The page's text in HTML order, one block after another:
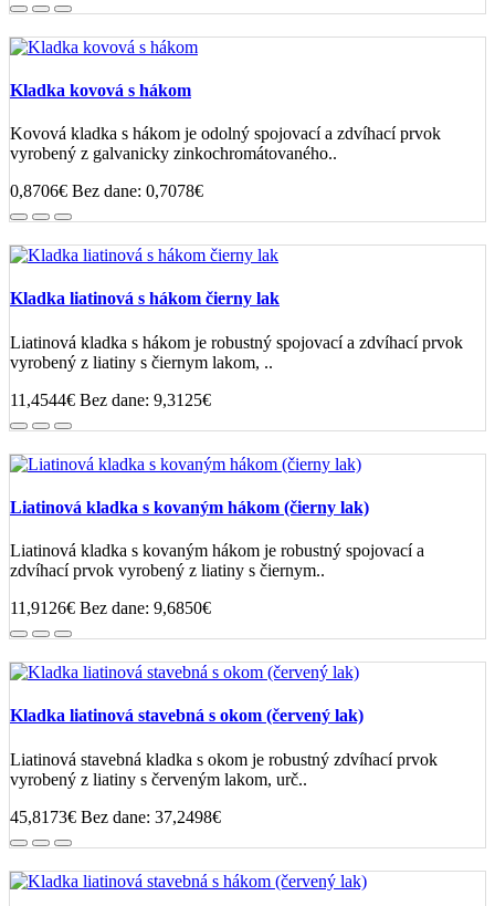
Kladka kovová s hákom
Kovová kladka s hákom je odolný spojovací a zdvíhací prvok
vyrobený z galvanicky zinkochromátovaného..
0,8706€ Bez dane: 0,7078€
Kladka liatinová s hákom čierny lak
Liatinová kladka s hákom je robustný spojovací a zdvíhací prvok
vyrobený z liatiny s čiernym lakom, ..
11,4544€ Bez dane: 9,3125€
Liatinová kladka s kovaným hákom (čierny lak)
Liatinová kladka s kovaným hákom je robustný spojovací a
zdvíhací prvok vyrobený z liatiny s čiernym..
11,9126€ Bez dane: 9,6850€
Kladka liatinová stavebná s okom (červený lak)
Liatinová stavebná kladka s okom je robustný zdvíhací prvok
vyrobený z liatiny s červeným lakom, urč..
45,8173€ Bez dane: 37,2498€